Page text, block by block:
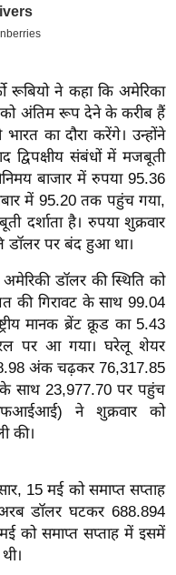
रूबियो ने कहा कि अमेरिका
अंतिम रूप देने के करीब हैं
भारत का दौरा करेंगे। उन्होंने
द्विपक्षीय संबंधों में मजबूती
बाजार में रुपया 95.36
में 95.20 तक पहुंच गया,
है। रुपया शुक्रवार
डॉलर पर बंद हुआ था।
डॉलर की स्थिति को
की गिरावट के साथ 99.04
मानक ब्रेंट क्रूड का 5.43
पर आ गया। घरेलू शेयर
अंक चढ़कर 76,317.85
साथ 23,977.70 पर पहुंच
ने शुक्रवार को
की।
15 मई को समाप्त सप्ताह
डॉलर घटकर 688.894
को समाप्त सप्ताह में इसमें